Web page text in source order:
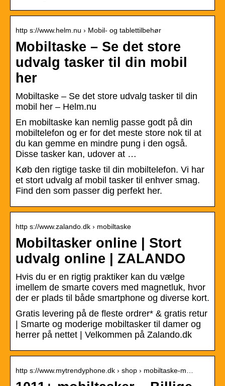
http s://www.helm.nu › Mobil- og tablettilbehør
Mobiltaske – Se det store
udvalg tasker til din mobil
her
Mobiltaske – Se det store udvalg tasker til din
mobil her – Helm.nu
En mobiltaske kan nemlig passe godt på din
mobiltelefon og er for det meste store nok til at
du kan gemme en mindre pung i den også.
Disse tasker kan, udover at …
Køb den rigtige taske til din mobiltelefon. Vi har
et stort udvalg af mobil tasker til enhver smag.
Find den som passer dig perfekt her.
http s://www.zalando.dk › mobiltaske
Mobiltasker online | Stort
udvalg online | ZALANDO
Hvis du er en rigtig praktiker kan du vælge
imellem de smarte covers med magnetluk, hvor
der er plads til både smartphone og diverse kort.
Gratis levering på de fleste ordrer* & gratis retur
| Smarte og moderige mobiltasker til damer og
herrer på nettet | Velkommen på Zalando.dk
http s://www.mytrendyphone.dk › shop › mobiltaske-m…